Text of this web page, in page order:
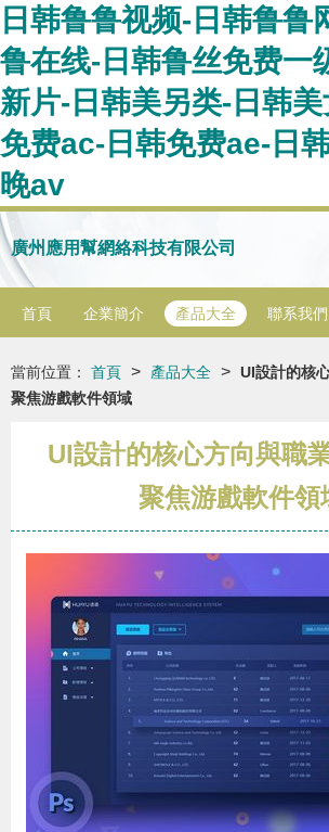
日韩鲁鲁视频-日韩鲁鲁
鲁在线-日韩鲁丝免费一
新片-日韩美另类-日韩
免费ac-日韩免费ae-日
晚av
廣州應用幫網絡科技有限公司
首頁 企業簡介 產品大全 聯系我們
當前位置： 首頁 > 產品大全 > UI設計的核
聚焦游戲軟件領域
UI設計的核心方向與職
聚焦游戲軟件領